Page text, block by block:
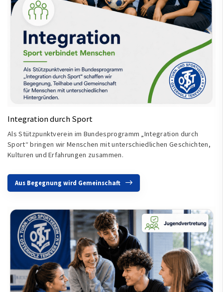
Integration durch Sport
Als Stützpunktverein im Bundesprogramm „Integration durch
Sport“ bringen wir Menschen mit unterschiedlichen Geschichten,
Kulturen und Erfahrungen zusammen.
Aus Begegnung wird Gemeinschaft